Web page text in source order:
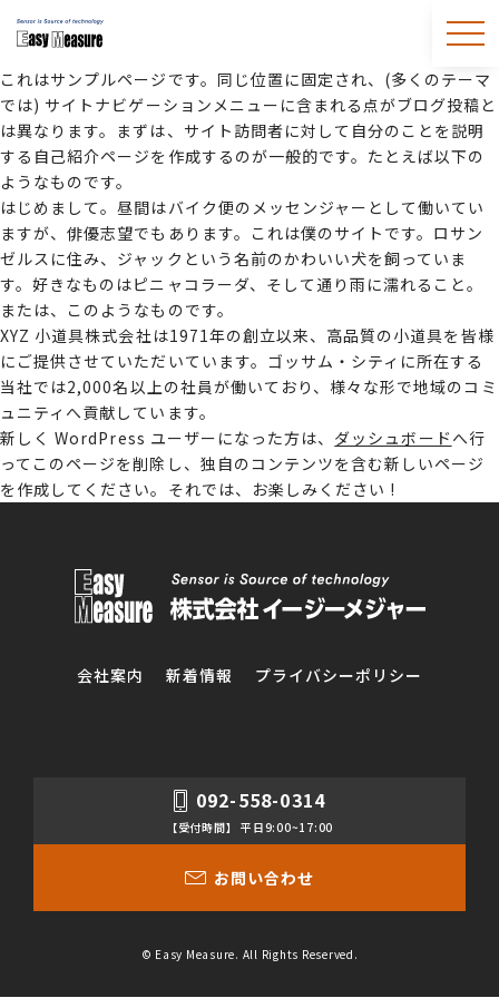
これはサンプルページです。同じ位置に固定され、(多くのテーマ
では) サイトナビゲーションメニューに含まれる点がブログ投稿と
は異なります。まずは、サイト訪問者に対して自分のことを説明
する自己紹介ページを作成するのが一般的です。たとえば以下の
ようなものです。
はじめまして。昼間はバイク便のメッセンジャーとして働いてい
ますが、俳優志望でもあります。これは僕のサイトです。ロサン
ゼルスに住み、ジャックという名前のかわいい犬を飼っていま
す。好きなものはピニャコラーダ、そして通り雨に濡れること。
または、このようなものです。
XYZ 小道具株式会社は1971年の創立以来、高品質の小道具を皆様
にご提供させていただいています。ゴッサム・シティに所在する
当社では2,000名以上の社員が働いており、様々な形で地域のコミ
ュニティへ貢献しています。
新しく WordPress ユーザーになった方は、 ダッシュボード へ行
ってこのページを削除し、独自のコンテンツを含む新しいページ
を作成してください。それでは、お楽しみください !
会社案内 新着情報 プライバシーポリシー
092-558-0314
【受付時間】 平日9:00~17:00
お問い合わせ
© Easy Measure. All Rights Reserved.